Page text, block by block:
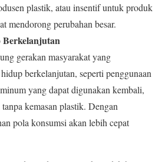
plastik, atau insentif untuk produk
mendorong perubahan besar.
Berkelanjutan
gerakan masyarakat yang
berkelanjutan, seperti penggunaan
yang dapat digunakan kembali,
kemasan plastik. Dengan
pola konsumsi akan lebih cepat